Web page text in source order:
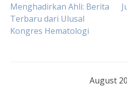
Post
navigation
Menghadirkan Ahli: Berita
Terbaru dari Ulusal
Kongres Hematologi
August